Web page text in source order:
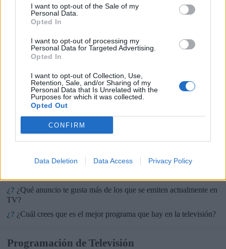
I want to opt-out of the Sale of my
Personal Data.
Opted In
I want to opt-out of processing my
Personal Data for Targeted Advertising.
Opted In
I want to opt-out of Collection, Use,
Retention, Sale, and/or Sharing of my
Personal Data that Is Unrelated with the
Purposes for which it was collected.
Opted Out
CONFIRM
Data Deletion Data Access Privacy Policy
Añadir un comentario ...
en Streaming ⚽🍿🏀
El deporte no ocurre solo en el campo! ⚽🏈🏀
streaming que te mantendrán pegado a la
pantalla. 💥 De dramas épicos a risas puras. 🏆
¡Guarda esta colección para tu próximo
maratón! 🍿🎬🎟️
Opina de Tele
¿Cuál es el personaje de serie cómica con el que mejor te lo
¿? ¿Qué anuncio te gusta más de los que se emiten actualmente en
TV?
¿? ¿Cuál crees que es el mejor programa que hay en la televisión?
Programación de Televisión